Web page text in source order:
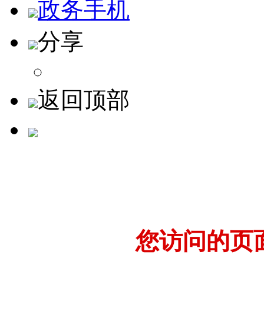
政务手机
分享
返回顶部
您访问的页